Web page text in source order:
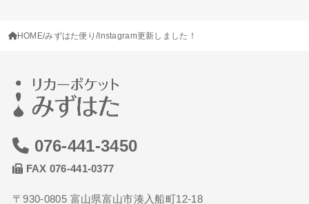
HOME みずはた便り Instagram更新しました！
076-441-3450
FAX 076-441-0377
〒930-0805 富山県富山市湊入船町12-18